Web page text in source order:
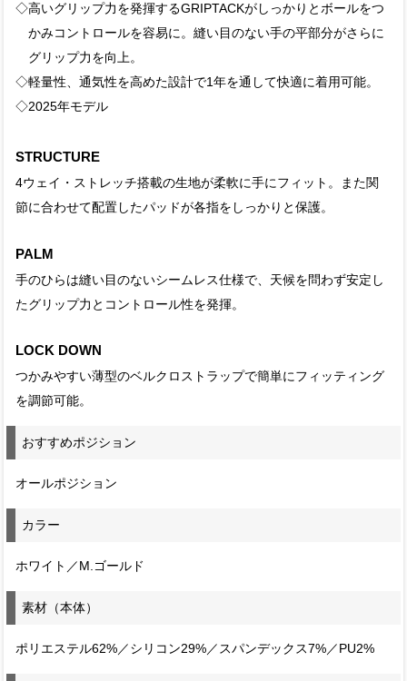
◇高いグリップ力を発揮するGRIPTACKがしっかりとボールをつ
かみコントロールを容易に。縫い目のない手の平部分がさらに
グリップ力を向上。
◇軽量性、通気性を高めた設計で1年を通して快適に着用可能。
◇2025年モデル
STRUCTURE
4ウェイ・ストレッチ搭載の生地が柔軟に手にフィット。また関
節に合わせて配置したパッドが各指をしっかりと保護。
PALM
手のひらは縫い目のないシームレス仕様で、天候を問わず安定し
たグリップ力とコントロール性を発揮。
LOCK DOWN
つかみやすい薄型のベルクロストラップで簡単にフィッティング
を調節可能。
おすすめポジション
オールポジション
カラー
ホワイト／M.ゴールド
素材（本体）
ポリエステル62%／シリコン29%／スパンデックス7%／PU2%